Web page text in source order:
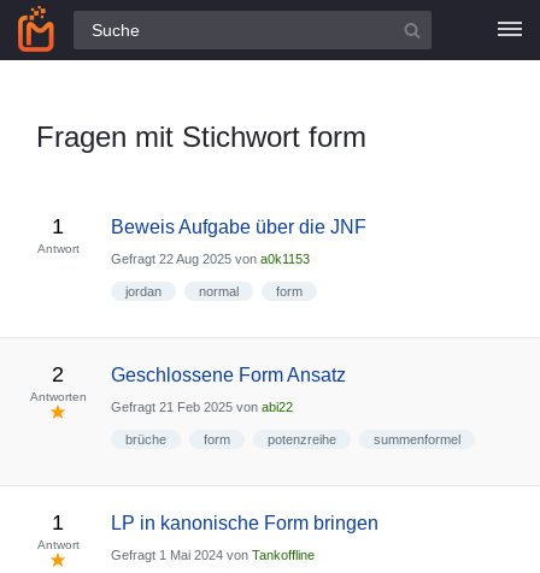
Alle Fragen
Fragen mit Stichwort form
1
Antwort
Beweis Aufgabe über die JNF
Gefragt 22 Aug 2025 von a0k1153
jordan normal form
2
Antworten
Geschlossene Form Ansatz
Gefragt 21 Feb 2025 von abi22
brüche form potenzreihe summenformel
1
Antwort
LP in kanonische Form bringen
Gefragt 1 Mai 2024 von Tankoffline